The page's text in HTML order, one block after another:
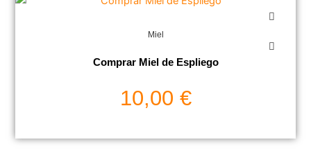
Miel
Comprar Miel de Espliego
10,00 €